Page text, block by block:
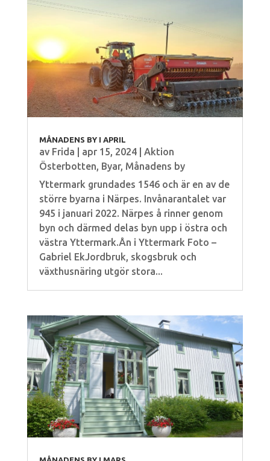
MÅNADENS BY I APRIL
av Frida apr 15, 2024| Aktion
Österbotten, Byar, Månadens by
Yttermark grundades 1546 och är en av de
större byarna i Närpes. Invånarantalet var
945 i januari 2022. Närpes å rinner genom
byn och därmed delas byn upp i östra och
västra Yttermark.Ån i Yttermark Foto –
Gabriel EkJordbruk, skogsbruk och
växthusnäring utgör stora...